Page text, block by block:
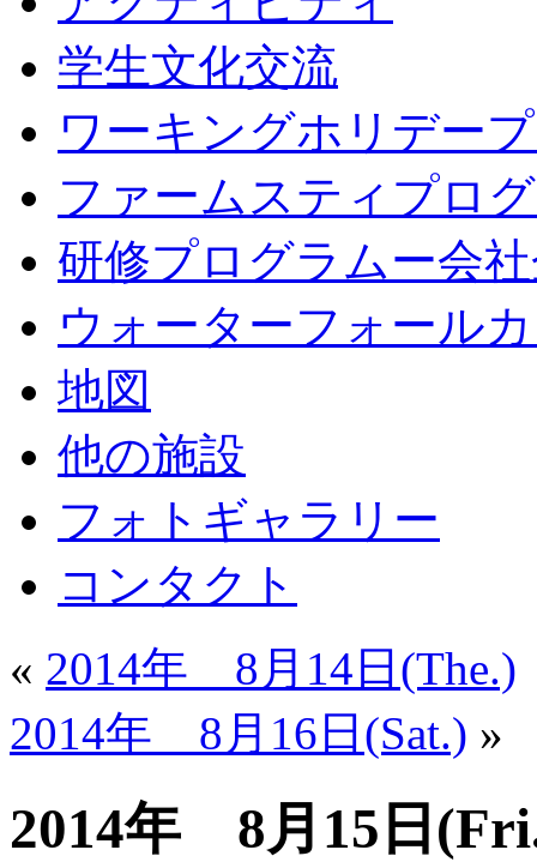
学生文化交流
ワーキングホリデー
ファームスティプロ
研修プログラムー会
ウォーターフォール
地図
他の施設
フォトギャラリー
コンタクト
« 2014年 8月14日(The.)
2014年 8月16日(Sat.) »
2014年 8月15日